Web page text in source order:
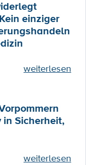
einziger
weiterlesen
Sicherheit,
weiterlesen